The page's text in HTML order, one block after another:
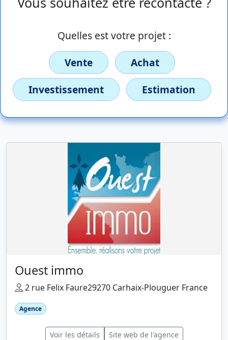
Quelles est votre projet :
Vente
Achat
Investissement
Estimation
Ouest immo
2 rue Felix Faure29270 Carhaix-Plouguer France
Agence
Voir les détails Site web de l'agence